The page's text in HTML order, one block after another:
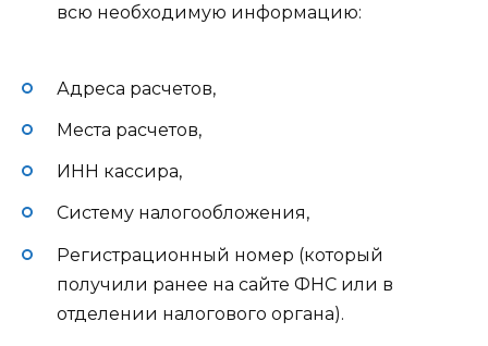
всю необходимую информацию:
Адреса расчетов,
Места расчетов,
ИНН кассира,
Систему налогообложения,
Регистрационный номер (который
получили ранее на сайте ФНС или в
отделении налогового органа).